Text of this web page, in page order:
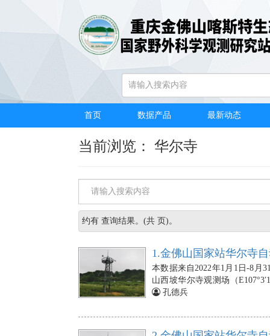
首页 数据产品 最新动态
数据产品 / 关键词浏览
当前浏览： 华尔寺
约有 查询结果。(共 页)。
1.金佛山国家站华尔寺
本数据来自2022年1月1日-8月
山西坡华尔寺观测场（
象站的空气温度、相对湿度传
处，朝向正南；光合有效辐射
10cm、20cm、40cm、60cm
孔德兵